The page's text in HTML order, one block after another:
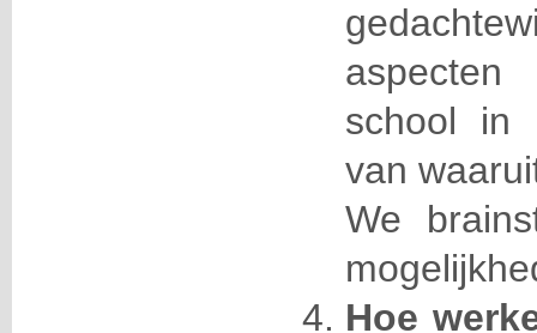
school in
van
We
Hoe